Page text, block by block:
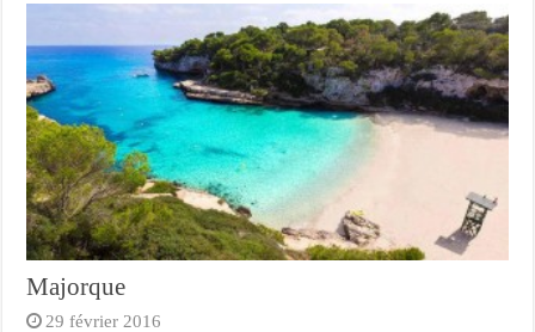
Majorque
29 février 2016